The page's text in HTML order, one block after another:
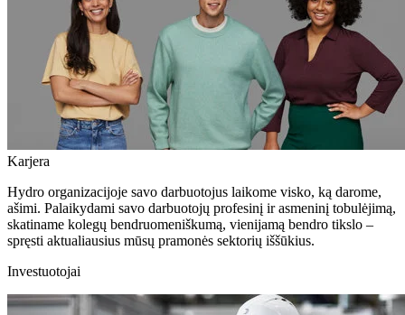
Karjera
Hydro organizacijoje savo darbuotojus laikome visko, ką darome,
ašimi. Palaikydami savo darbuotojų profesinį ir asmeninį tobulėjimą,
skatiname kolegų bendruomeniškumą, vienijamą bendro tikslo –
spręsti aktualiausius mūsų pramonės sektorių iššūkius.
Investuotojai